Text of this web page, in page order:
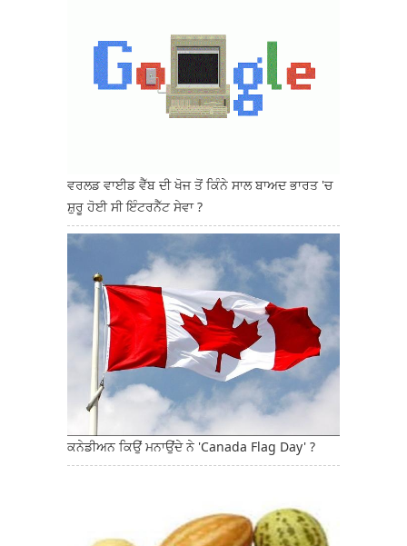
ਵਰਲਡ ਵਾਈਡ ਵੈੱਬ ਦੀ ਖੋਜ ਤੋਂ ਕਿੰਨੇ ਸਾਲ ਬਾਅਦ ਭਾਰਤ 'ਚ
ਸ਼ੁਰੂ ਹੋਈ ਸੀ ਇੰਟਰਨੈੱਟ ਸੇਵਾ ?
ਕਨੇਡੀਅਨ ਕਿਉਂ ਮਨਾਉਂਦੇ ਨੇ 'Canada Flag Day' ?